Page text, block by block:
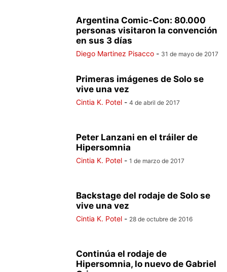
Argentina Comic-Con: 80.000
personas visitaron la convención
en sus 3 días
Diego Martinez Pisacco - 31 de mayo de 2017
Primeras imágenes de Solo se
vive una vez
Cintia K. Potel - 4 de abril de 2017
Peter Lanzani en el tráiler de
Hipersomnia
Cintia K. Potel - 1 de marzo de 2017
Backstage del rodaje de Solo se
vive una vez
Cintia K. Potel - 28 de octubre de 2016
Continúa el rodaje de
Hipersomnia, lo nuevo de Gabriel